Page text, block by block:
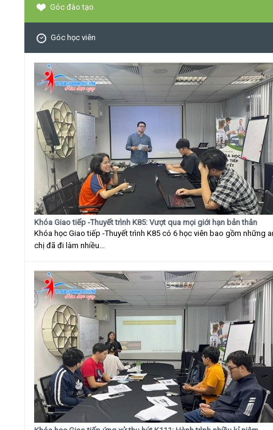
Góc đào tạo
Góc học viên
Khóa Giao tiếp -Thuyết trình K85: Vượt qua mọi giới hạn bản thân
Khóa học Giao tiếp -Thuyết trình K85 có 6 học viên bao gồm những
chị đã đi làm nhiều...